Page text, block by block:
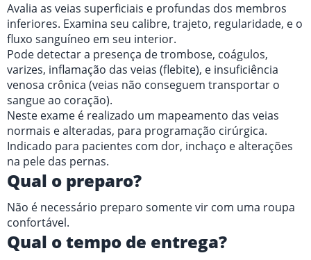
Avalia as veias superficiais e profundas dos membros
inferiores. Examina seu calibre, trajeto, regularidade, e o
fluxo sanguíneo em seu interior.
Pode detectar a presença de trombose, coágulos,
varizes, inflamação das veias (flebite), e insuficiência
venosa crônica (veias não conseguem transportar o
sangue ao coração).
Neste exame é realizado um mapeamento das veias
normais e alteradas, para programação cirúrgica.
Indicado para pacientes com dor, inchaço e alterações
na pele das pernas.
Qual o preparo?
Não é necessário preparo somente vir com uma roupa
confortável.
Qual o tempo de entrega?